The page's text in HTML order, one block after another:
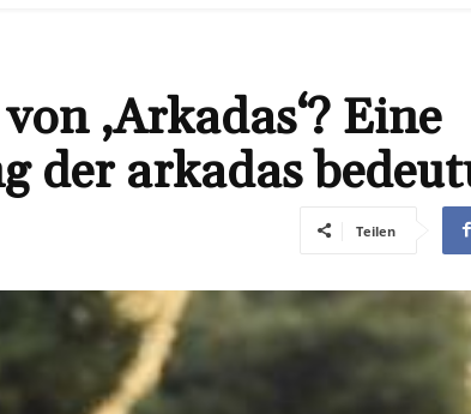
‚Arkadas‘? Eine
der arkadas
Teilen